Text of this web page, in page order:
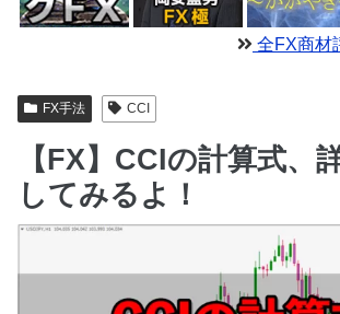
全FX商材
FX手法 CCI
【FX】CCIの計算式、
してみるよ！